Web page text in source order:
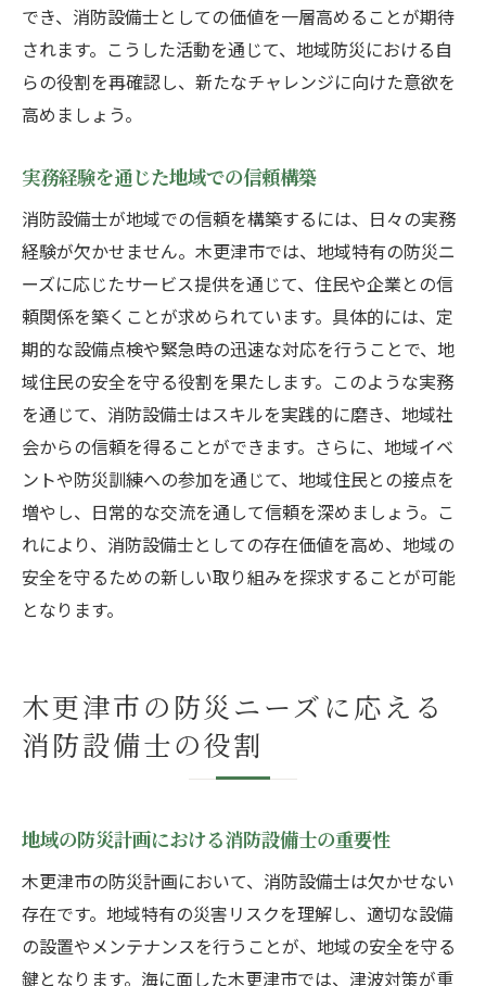
でき、消防設備士としての価値を一層高めることが期待
されます。こうした活動を通じて、地域防災における自
らの役割を再確認し、新たなチャレンジに向けた意欲を
高めましょう。
実務経験を通じた地域での信頼構築
消防設備士が地域での信頼を構築するには、日々の実務
経験が欠かせません。木更津市では、地域特有の防災ニ
ーズに応じたサービス提供を通じて、住民や企業との信
頼関係を築くことが求められています。具体的には、定
期的な設備点検や緊急時の迅速な対応を行うことで、地
域住民の安全を守る役割を果たします。このような実務
を通じて、消防設備士はスキルを実践的に磨き、地域社
会からの信頼を得ることができます。さらに、地域イベ
ントや防災訓練への参加を通じて、地域住民との接点を
増やし、日常的な交流を通して信頼を深めましょう。こ
れにより、消防設備士としての存在価値を高め、地域の
安全を守るための新しい取り組みを探求することが可能
となります。
木更津市の防災ニーズに応える
消防設備士の役割
地域の防災計画における消防設備士の重要性
木更津市の防災計画において、消防設備士は欠かせない
存在です。地域特有の災害リスクを理解し、適切な設備
の設置やメンテナンスを行うことが、地域の安全を守る
鍵となります。海に面した木更津市では、津波対策が重